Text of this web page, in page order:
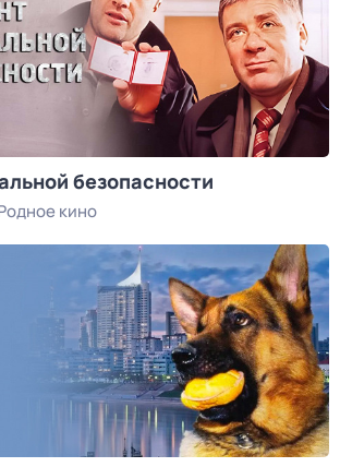
безопасности
кино